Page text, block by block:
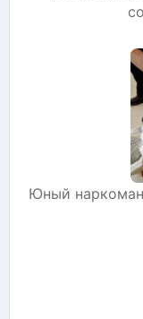
Юный наркоман